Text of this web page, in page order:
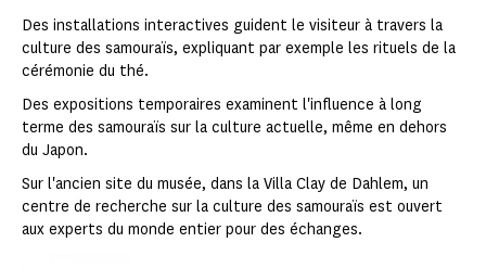
Des installations interactives guident le visiteur à travers la
culture des samouraïs, expliquant par exemple les rituels de la
cérémonie du thé.
Des expositions temporaires examinent l'influence à long
terme des samouraïs sur la culture actuelle, même en dehors
du Japon.
Sur l'ancien site du musée, dans la Villa Clay de Dahlem, un
centre de recherche sur la culture des samouraïs est ouvert
aux experts du monde entier pour des échanges.